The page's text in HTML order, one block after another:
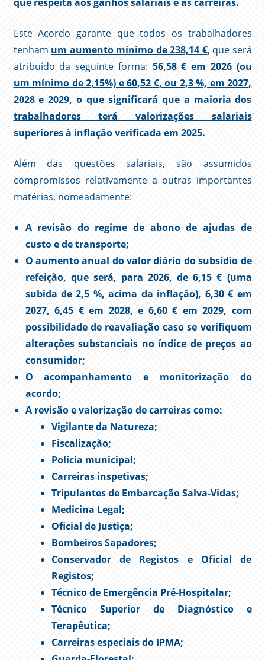
Este Acordo garante que todos os trabalhadores
tenham um aumento mínimo de 238,14 €, que será
atribuído da seguinte forma: 56,58 € em 2026 (ou
um mínimo de 2,15%) e 60,52 €, ou 2,3 %, em 2027,
2028 e 2029, o que significará que a maioria dos
trabalhadores terá valorizações salariais
superiores à inflação verificada em 2025.
Além das questões salariais, são assumidos
compromissos relativamente a outras importantes
matérias, nomeadamente:
A revisão do regime de abono de ajudas de
custo e de transporte;
O aumento anual do valor diário do subsídio de
refeição, que será, para 2026, de 6,15 € (uma
subida de 2,5 %, acima da inflação), 6,30 € em
2027, 6,45 € em 2028, e 6,60 € em 2029, com
possibilidade de reavaliação caso se verifiquem
alterações substanciais no índice de preços ao
consumidor;
O acompanhamento e monitorização do
acordo;
A revisão e valorização de carreiras como:
Vigilante da Natureza;
Fiscalização;
Polícia municipal;
Carreiras inspetivas;
Tripulantes de Embarcação Salva-Vidas;
Medicina Legal;
Oficial de Justiça;
Bombeiros Sapadores;
Conservador de Registos e Oficial de
Registos;
Técnico de Emergência Pré-Hospitalar;
Técnico Superior de Diagnóstico e
Terapêutica;
Carreiras especiais do IPMA;